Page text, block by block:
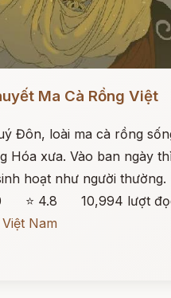
Ma Cà Rồng Việt
Đôn, loài ma cà rồng
Hóa xưa. Vào ban ngày
hoạt như người thường.
⭐ 4.8
10,994 lượt
Nam